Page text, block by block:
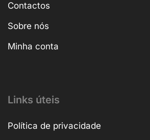
Contactos
Sobre nós
Minha conta
Links úteis
Política de privacidade